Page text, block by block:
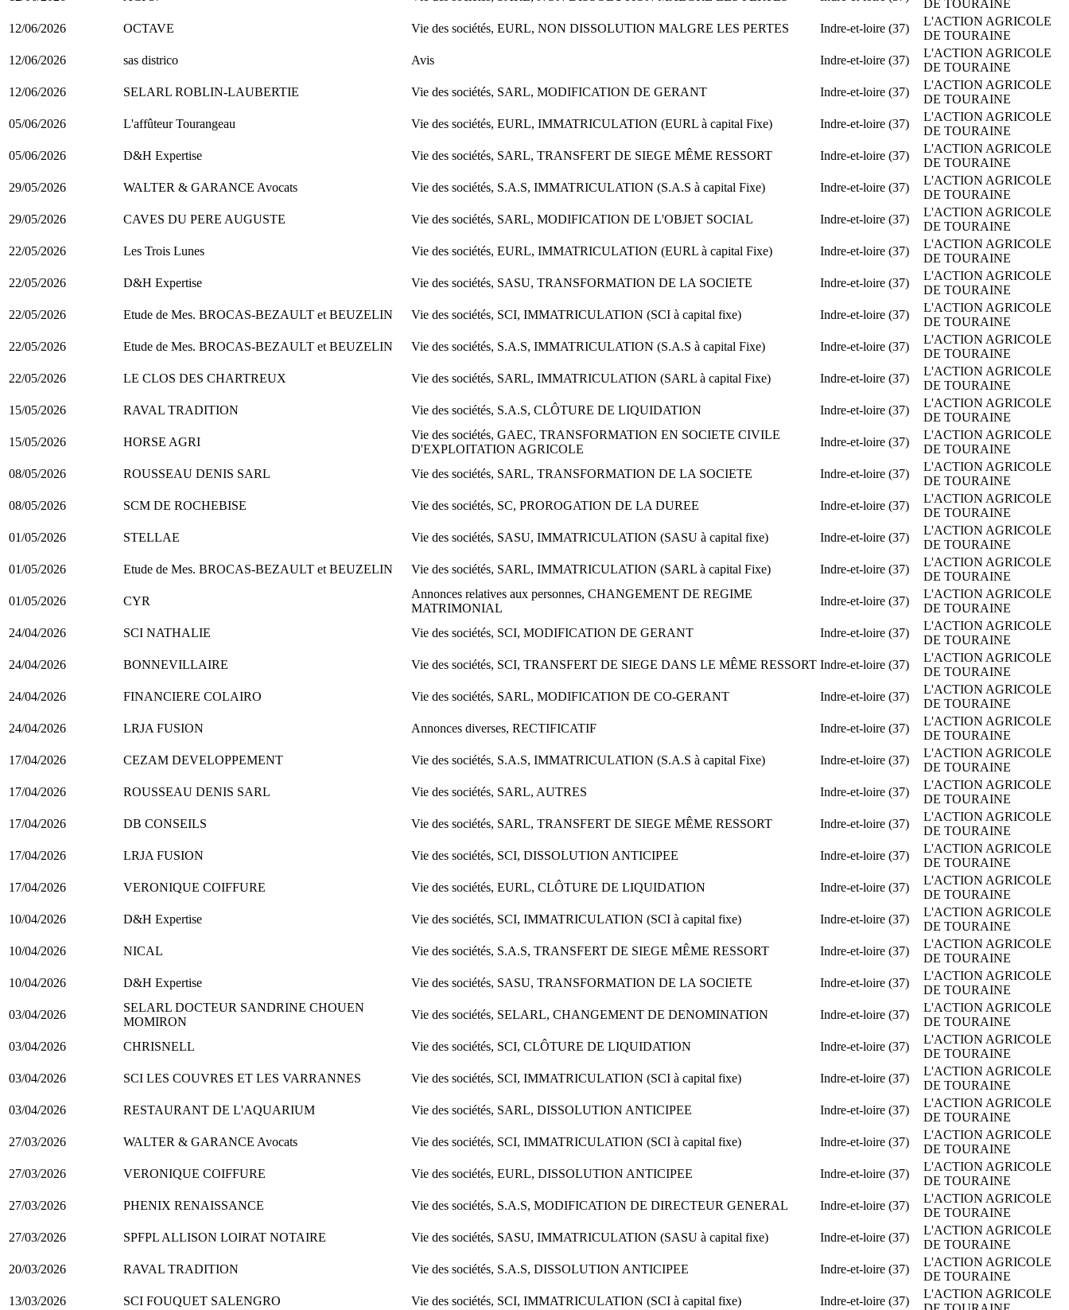
DE TOURAINE
12/06/2026
OCTAVE Vie des sociétés, EURL, NON DISSOLUTION MALGRE LES PERTES Indre-et-loire (37)
L'ACTION AGRICOLE
DE TOURAINE
12/06/2026
sas districo Avis Indre-et-loire (37)
L'ACTION AGRICOLE
DE TOURAINE
12/06/2026
SELARL ROBLIN-LAUBERTIE Vie des sociétés, SARL, MODIFICATION DE GERANT Indre-et-loire (37)
L'ACTION AGRICOLE
DE TOURAINE
05/06/2026
L'affûteur Tourangeau Vie des sociétés, EURL, IMMATRICULATION (EURL à capital Fixe) Indre-et-loire (37)
L'ACTION AGRICOLE
DE TOURAINE
05/06/2026
D&H Expertise Vie des sociétés, SARL, TRANSFERT DE SIEGE MÊME RESSORT Indre-et-loire (37)
L'ACTION AGRICOLE
DE TOURAINE
29/05/2026
WALTER & GARANCE Avocats Vie des sociétés, S.A.S, IMMATRICULATION (S.A.S à capital Fixe) Indre-et-loire (37)
L'ACTION AGRICOLE
DE TOURAINE
29/05/2026
CAVES DU PERE AUGUSTE Vie des sociétés, SARL, MODIFICATION DE L'OBJET SOCIAL Indre-et-loire (37)
L'ACTION AGRICOLE
DE TOURAINE
22/05/2026
Les Trois Lunes Vie des sociétés, EURL, IMMATRICULATION (EURL à capital Fixe) Indre-et-loire (37)
L'ACTION AGRICOLE
DE TOURAINE
22/05/2026
D&H Expertise Vie des sociétés, SASU, TRANSFORMATION DE LA SOCIETE Indre-et-loire (37)
L'ACTION AGRICOLE
DE TOURAINE
22/05/2026
Etude de Mes. BROCAS-BEZAULT et BEUZELIN Vie des sociétés, SCI, IMMATRICULATION (SCI à capital fixe) Indre-et-loire (37)
L'ACTION AGRICOLE
DE TOURAINE
22/05/2026
Etude de Mes. BROCAS-BEZAULT et BEUZELIN Vie des sociétés, S.A.S, IMMATRICULATION (S.A.S à capital Fixe) Indre-et-loire (37)
L'ACTION AGRICOLE
DE TOURAINE
22/05/2026
LE CLOS DES CHARTREUX Vie des sociétés, SARL, IMMATRICULATION (SARL à capital Fixe) Indre-et-loire (37)
L'ACTION AGRICOLE
DE TOURAINE
15/05/2026
RAVAL TRADITION Vie des sociétés, S.A.S, CLÔTURE DE LIQUIDATION Indre-et-loire (37)
L'ACTION AGRICOLE
DE TOURAINE
15/05/2026
HORSE AGRI
Vie des sociétés, GAEC, TRANSFORMATION EN SOCIETE CIVILE
D'EXPLOITATION AGRICOLE
Indre-et-loire (37)
L'ACTION AGRICOLE
DE TOURAINE
08/05/2026
ROUSSEAU DENIS SARL Vie des sociétés, SARL, TRANSFORMATION DE LA SOCIETE Indre-et-loire (37)
L'ACTION AGRICOLE
DE TOURAINE
08/05/2026
SCM DE ROCHEBISE Vie des sociétés, SC, PROROGATION DE LA DUREE Indre-et-loire (37)
L'ACTION AGRICOLE
DE TOURAINE
01/05/2026
STELLAE Vie des sociétés, SASU, IMMATRICULATION (SASU à capital fixe) Indre-et-loire (37)
L'ACTION AGRICOLE
DE TOURAINE
01/05/2026
Etude de Mes. BROCAS-BEZAULT et BEUZELIN Vie des sociétés, SARL, IMMATRICULATION (SARL à capital Fixe) Indre-et-loire (37)
L'ACTION AGRICOLE
DE TOURAINE
01/05/2026
CYR
Annonces relatives aux personnes, CHANGEMENT DE REGIME
MATRIMONIAL
Indre-et-loire (37)
L'ACTION AGRICOLE
DE TOURAINE
24/04/2026
SCI NATHALIE Vie des sociétés, SCI, MODIFICATION DE GERANT Indre-et-loire (37)
L'ACTION AGRICOLE
DE TOURAINE
24/04/2026
BONNEVILLAIRE Vie des sociétés, SCI, TRANSFERT DE SIEGE DANS LE MÊME RESSORT Indre-et-loire (37)
L'ACTION AGRICOLE
DE TOURAINE
24/04/2026
FINANCIERE COLAIRO Vie des sociétés, SARL, MODIFICATION DE CO-GERANT Indre-et-loire (37)
L'ACTION AGRICOLE
DE TOURAINE
24/04/2026
LRJA FUSION Annonces diverses, RECTIFICATIF Indre-et-loire (37)
L'ACTION AGRICOLE
DE TOURAINE
17/04/2026
CEZAM DEVELOPPEMENT Vie des sociétés, S.A.S, IMMATRICULATION (S.A.S à capital Fixe) Indre-et-loire (37)
L'ACTION AGRICOLE
DE TOURAINE
17/04/2026
ROUSSEAU DENIS SARL Vie des sociétés, SARL, AUTRES Indre-et-loire (37)
L'ACTION AGRICOLE
DE TOURAINE
17/04/2026
DB CONSEILS Vie des sociétés, SARL, TRANSFERT DE SIEGE MÊME RESSORT Indre-et-loire (37)
L'ACTION AGRICOLE
DE TOURAINE
17/04/2026
LRJA FUSION Vie des sociétés, SCI, DISSOLUTION ANTICIPEE Indre-et-loire (37)
L'ACTION AGRICOLE
DE TOURAINE
17/04/2026
VERONIQUE COIFFURE Vie des sociétés, EURL, CLÔTURE DE LIQUIDATION Indre-et-loire (37)
L'ACTION AGRICOLE
DE TOURAINE
10/04/2026
D&H Expertise Vie des sociétés, SCI, IMMATRICULATION (SCI à capital fixe) Indre-et-loire (37)
L'ACTION AGRICOLE
DE TOURAINE
10/04/2026
NICAL Vie des sociétés, S.A.S, TRANSFERT DE SIEGE MÊME RESSORT Indre-et-loire (37)
L'ACTION AGRICOLE
DE TOURAINE
10/04/2026
D&H Expertise Vie des sociétés, SASU, TRANSFORMATION DE LA SOCIETE Indre-et-loire (37)
L'ACTION AGRICOLE
DE TOURAINE
03/04/2026
SELARL DOCTEUR SANDRINE CHOUEN
MOMIRON
Vie des sociétés, SELARL, CHANGEMENT DE DENOMINATION Indre-et-loire (37)
L'ACTION AGRICOLE
DE TOURAINE
03/04/2026
CHRISNELL Vie des sociétés, SCI, CLÔTURE DE LIQUIDATION Indre-et-loire (37)
L'ACTION AGRICOLE
DE TOURAINE
03/04/2026
SCI LES COUVRES ET LES VARRANNES Vie des sociétés, SCI, IMMATRICULATION (SCI à capital fixe) Indre-et-loire (37)
L'ACTION AGRICOLE
DE TOURAINE
03/04/2026
RESTAURANT DE L'AQUARIUM Vie des sociétés, SARL, DISSOLUTION ANTICIPEE Indre-et-loire (37)
L'ACTION AGRICOLE
DE TOURAINE
27/03/2026
WALTER & GARANCE Avocats Vie des sociétés, SCI, IMMATRICULATION (SCI à capital fixe) Indre-et-loire (37)
L'ACTION AGRICOLE
DE TOURAINE
27/03/2026
VERONIQUE COIFFURE Vie des sociétés, EURL, DISSOLUTION ANTICIPEE Indre-et-loire (37)
L'ACTION AGRICOLE
DE TOURAINE
27/03/2026
PHENIX RENAISSANCE Vie des sociétés, S.A.S, MODIFICATION DE DIRECTEUR GENERAL Indre-et-loire (37)
L'ACTION AGRICOLE
DE TOURAINE
27/03/2026
SPFPL ALLISON LOIRAT NOTAIRE Vie des sociétés, SASU, IMMATRICULATION (SASU à capital fixe) Indre-et-loire (37)
L'ACTION AGRICOLE
DE TOURAINE
20/03/2026
RAVAL TRADITION Vie des sociétés, S.A.S, DISSOLUTION ANTICIPEE Indre-et-loire (37)
L'ACTION AGRICOLE
DE TOURAINE
13/03/2026
SCI FOUQUET SALENGRO Vie des sociétés, SCI, IMMATRICULATION (SCI à capital fixe) Indre-et-loire (37)
L'ACTION AGRICOLE